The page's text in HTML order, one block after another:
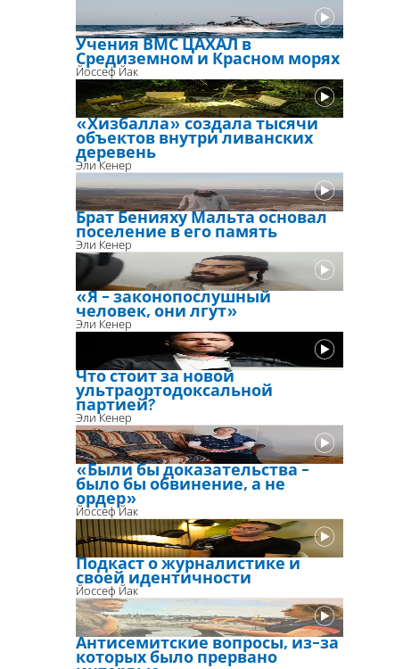
Учения ВМС ЦАХАЛ в
Средиземном и Красном морях
Йоссеф Йак
«Хизбалла» создала тысячи
объектов внутри ливанских
деревень
Эли Кенер
Брат Бенияху Мальта основал
поселение в его память
Эли Кенер
«Я - законопослушный
человек, они лгут»
Эли Кенер
Что стоит за новой
ультраортодоксальной
партией?
Эли Кенер
«Были бы доказательства -
было бы обвинение, а не
ордер»
Йоссеф Йак
Подкаст о журналистике и
своей идентичности
Йоссеф Йак
Антисемитские вопросы, из-за
которых было прервано